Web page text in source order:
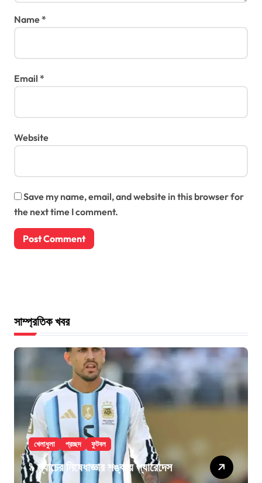
Name*
Email *
Website
Save my name, email, and website in this browser for
the next time I comment.
সাম্প্রতিক খবর
খেলাধুলা প্রচ্ছদ ফুটবল
৯ ম্যাচের নিষেধাজ্ঞার শঙ্কায় প্যারেদেস